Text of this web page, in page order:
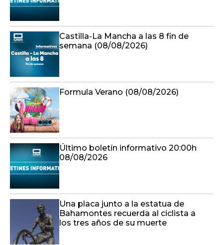
Castilla-La Mancha a las 8 fin de
semana (08/08/2026)
Formula Verano (08/08/2026)
Último boletín informativo 20:00h
08/08/2026
Una placa junto a la estatua de
Bahamontes recuerda al ciclista a
los tres años de su muerte